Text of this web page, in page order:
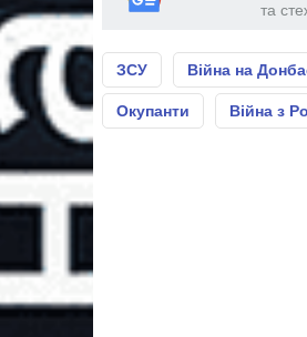
та
ЗСУ Війна на
Окупанти Війна з